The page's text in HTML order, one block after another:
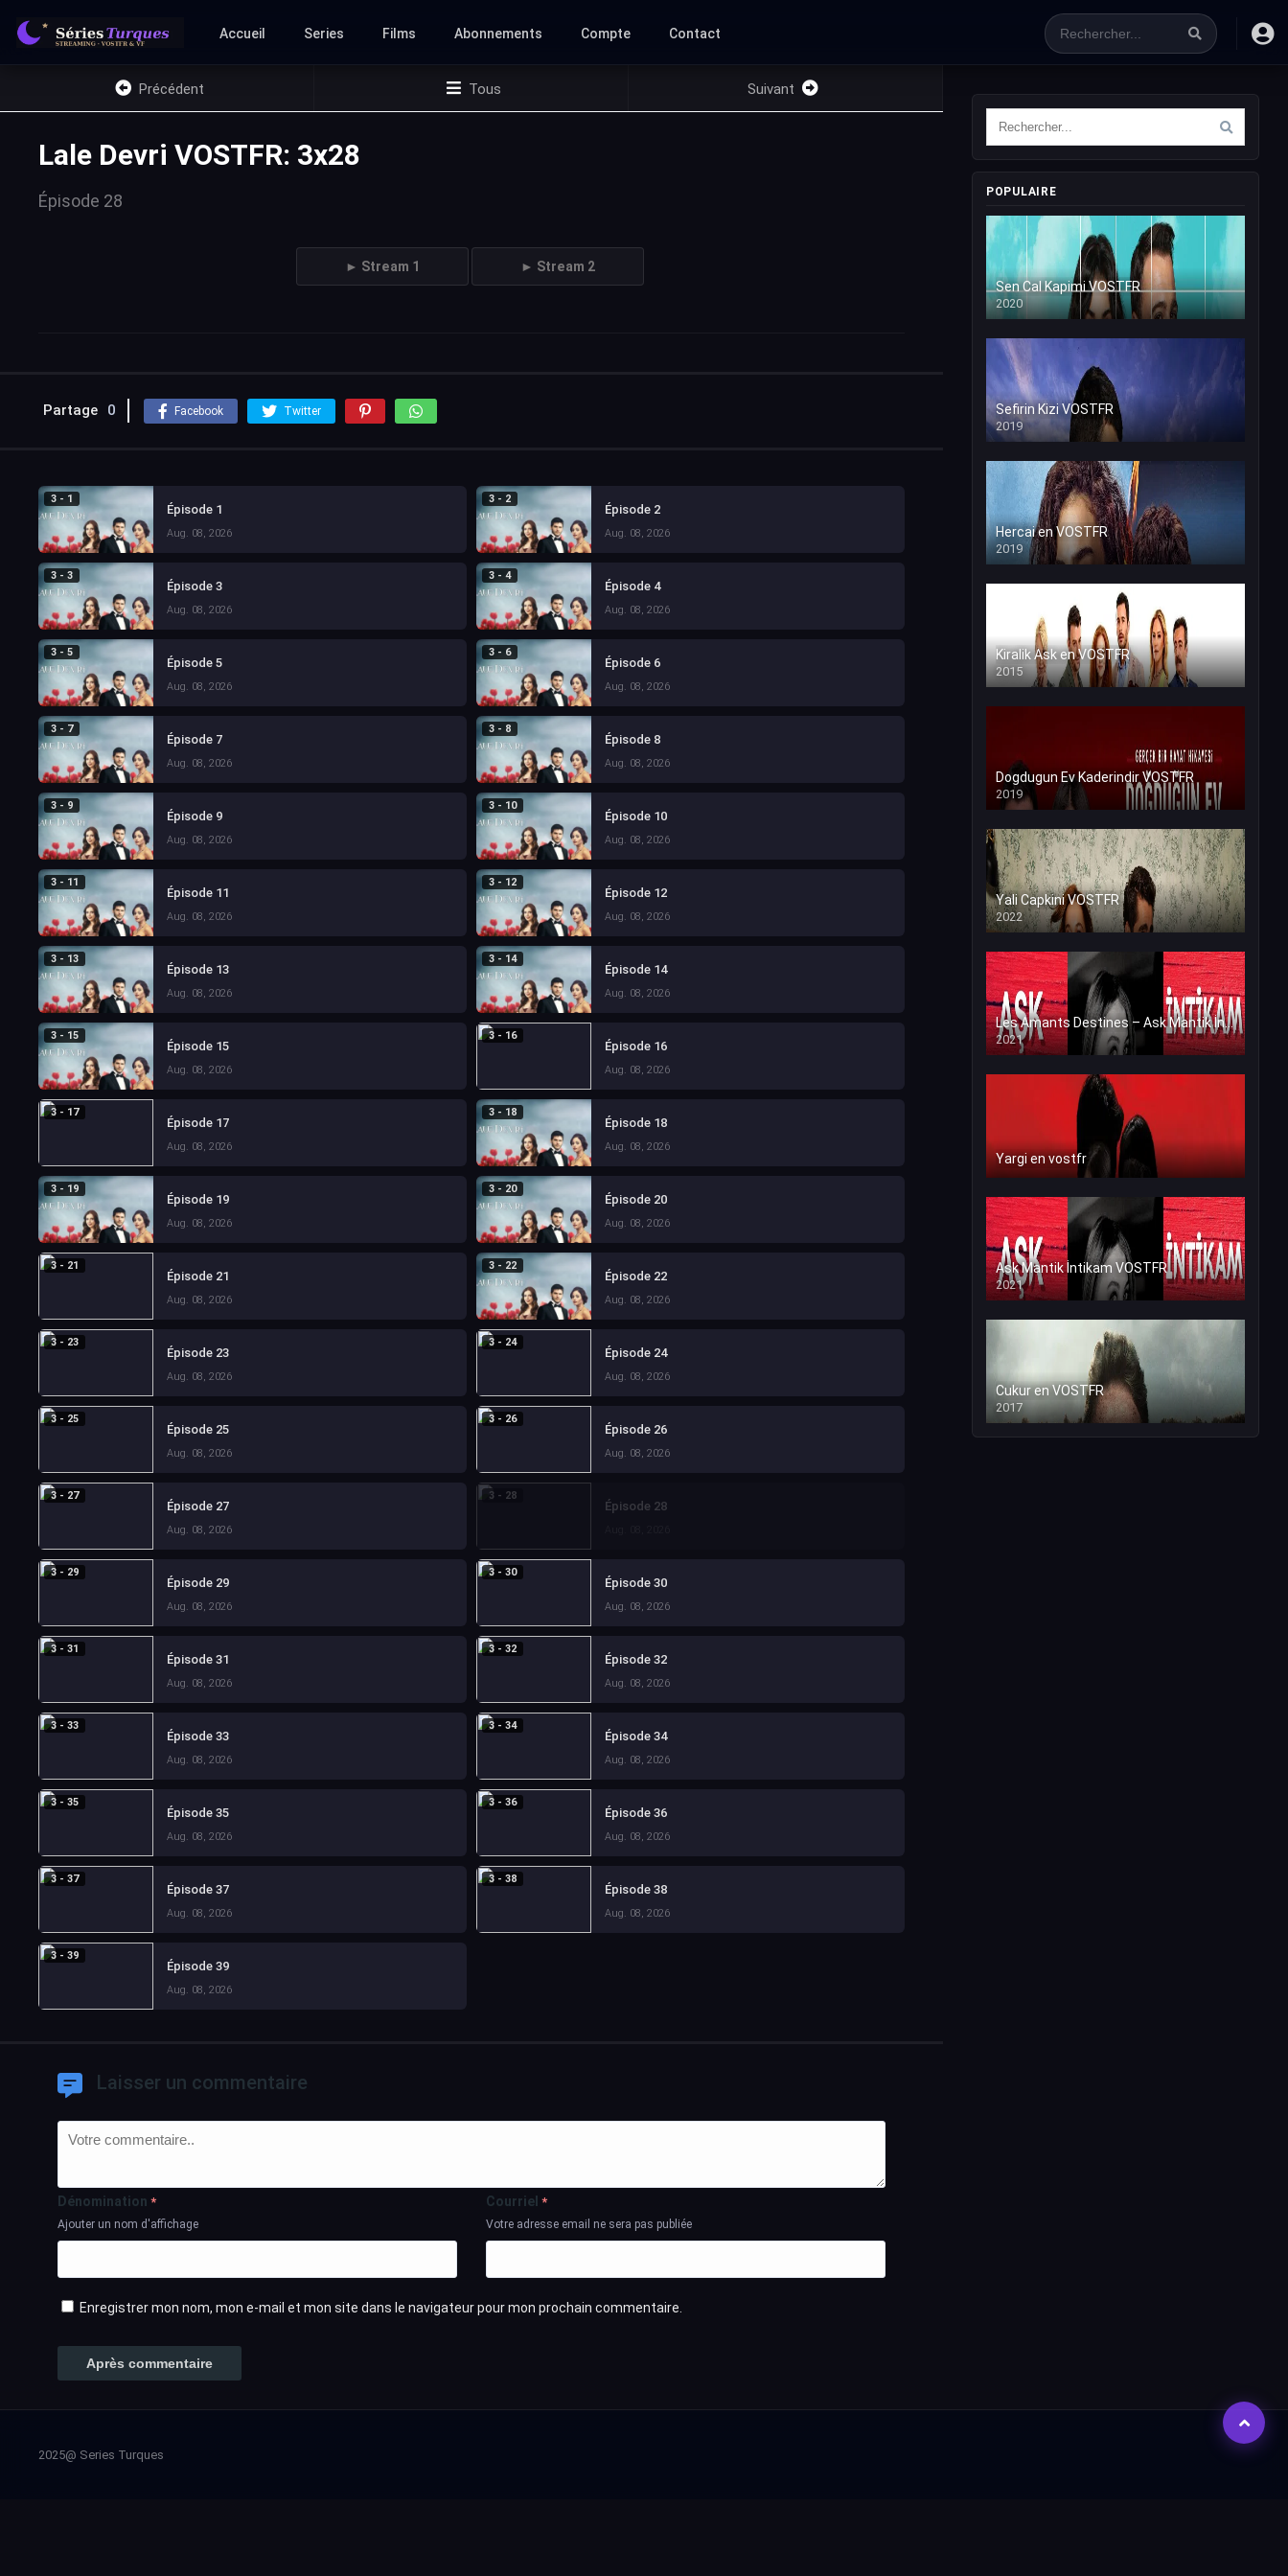
Accueil Series Films Abonnements Compte Contact
Précédent Tous Suivant
Lale Devri VOSTFR: 3x28
Épisode 28
► Stream 1 ► Stream 2
Partage 0 Facebook Twitter
3 - 1
Épisode 1
Aug. 08, 2026
3 - 2
Épisode 2
Aug. 08, 2026
3 - 3
Épisode 3
Aug. 08, 2026
3 - 4
Épisode 4
Aug. 08, 2026
3 - 5
Épisode 5
Aug. 08, 2026
3 - 6
Épisode 6
Aug. 08, 2026
3 - 7
Épisode 7
Aug. 08, 2026
3 - 8
Épisode 8
Aug. 08, 2026
3 - 9
Épisode 9
Aug. 08, 2026
3 - 10
Épisode 10
Aug. 08, 2026
3 - 11
Épisode 11
Aug. 08, 2026
3 - 12
Épisode 12
Aug. 08, 2026
3 - 13
Épisode 13
Aug. 08, 2026
3 - 14
Épisode 14
Aug. 08, 2026
3 - 15
Épisode 15
Aug. 08, 2026
3 - 16
Épisode 16
Aug. 08, 2026
3 - 17
Épisode 17
Aug. 08, 2026
3 - 18
Épisode 18
Aug. 08, 2026
3 - 19
Épisode 19
Aug. 08, 2026
3 - 20
Épisode 20
Aug. 08, 2026
3 - 21
Épisode 21
Aug. 08, 2026
3 - 22
Épisode 22
Aug. 08, 2026
3 - 23
Épisode 23
Aug. 08, 2026
3 - 24
Épisode 24
Aug. 08, 2026
3 - 25
Épisode 25
Aug. 08, 2026
3 - 26
Épisode 26
Aug. 08, 2026
3 - 27
Épisode 27
Aug. 08, 2026
3 - 28
Épisode 28
3 - 29
Épisode 29
Aug. 08, 2026
3 - 30
Épisode 30
Aug. 08, 2026
3 - 31
Épisode 31
Aug. 08, 2026
3 - 32
Épisode 32
Aug. 08, 2026
3 - 33
Épisode 33
Aug. 08, 2026
3 - 34
Épisode 34
Aug. 08, 2026
3 - 35
Épisode 35
Aug. 08, 2026
3 - 36
Épisode 36
Aug. 08, 2026
3 - 37
Épisode 37
Aug. 08, 2026
3 - 38
Épisode 38
Aug. 08, 2026
3 - 39
Épisode 39
Aug. 08, 2026
Laisser un commentaire
Dénomination *
Ajouter un nom d'affichage
Courriel *
Votre adresse email ne sera pas publiée
Enregistrer mon nom, mon e-mail et mon site dans le navigateur pour mon prochain commentaire.
POPULAIRE
Sen Cal Kapimi VOSTFR
2020
Sefirin Kizi VOSTFR
2019
Hercai en VOSTFR
2019
Kiralik Ask en VOSTFR
2015
Dogdugun Ev Kaderindir VOSTFR
2019
Yali Capkini VOSTFR
2022
Les Amants Destines – Ask Mantik İntikam en VF (Voix Francaise)
2021
Yargi en vostfr
Ask Mantik İntikam VOSTFR
2021
Cukur en VOSTFR
2017
2025@ Series Turques